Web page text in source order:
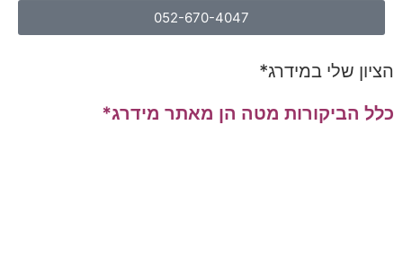
052-670-4047
הציון שלי במידרג*
כלל הביקורות מטה הן מאתר מידרג*